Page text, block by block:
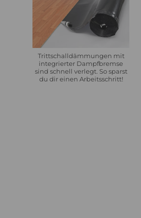
Trittschalldämmungen mit
integrierter Dampfbremse
sind schnell verlegt. So sparst
du dir einen Arbeitsschritt!